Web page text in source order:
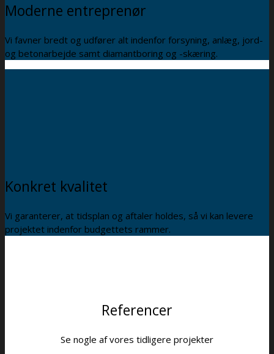
Moderne entreprenør
Vi favner bredt og udfører alt indenfor forsyning, anlæg, jord-
og betonarbejde samt diamantboring og -skæring.
Konkret kvalitet
Vi garanterer, at tidsplan og aftaler holdes, så vi kan levere
projektet indenfor budgettets rammer.
Referencer
Se nogle af vores tidligere projekter